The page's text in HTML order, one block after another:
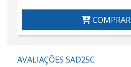
COMPRAR
AVALIAÇÕES SAD25C